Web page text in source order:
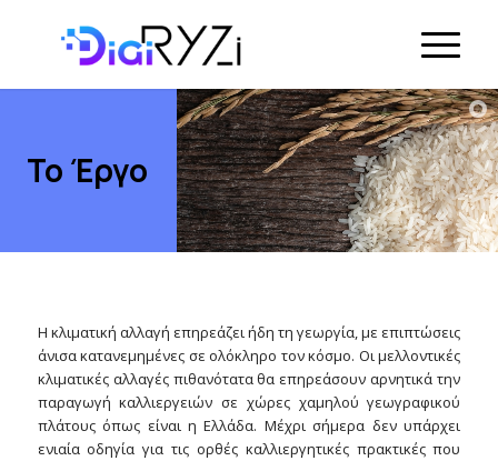
Το Έργο
Η κλιματική αλλαγή επηρεάζει ήδη τη γεωργία, με επιπτώσεις
άνισα κατανεμημένες σε ολόκληρο τον κόσμο. Οι μελλοντικές
κλιματικές αλλαγές πιθανότατα θα επηρεάσουν αρνητικά την
παραγωγή καλλιεργειών σε χώρες χαμηλού γεωγραφικού
πλάτους όπως είναι η Ελλάδα. Μέχρι σήμερα δεν υπάρχει
ενιαία οδηγία για τις ορθές καλλιεργητικές πρακτικές που